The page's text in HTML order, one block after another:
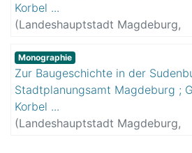
Korbel ...
(Landeshauptstadt Magdeburg,
Günther;Magdeburg
Monographie
Zur Baugeschichte in der
Stadtplanungsamt Magdeburg ;
Korbel ...
(Landeshauptstadt Magdeburg,